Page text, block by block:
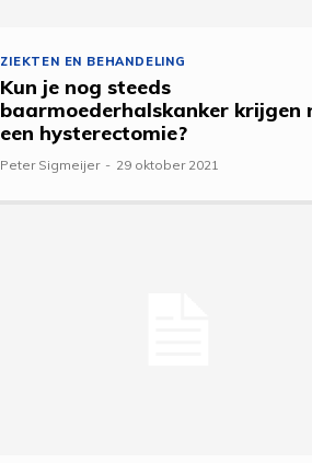
ZIEKTEN EN BEHANDELING
Kun je nog steeds
baarmoederhalskanker krijgen
een hysterectomie?
Peter Sigmeijer - 29 oktober 2021